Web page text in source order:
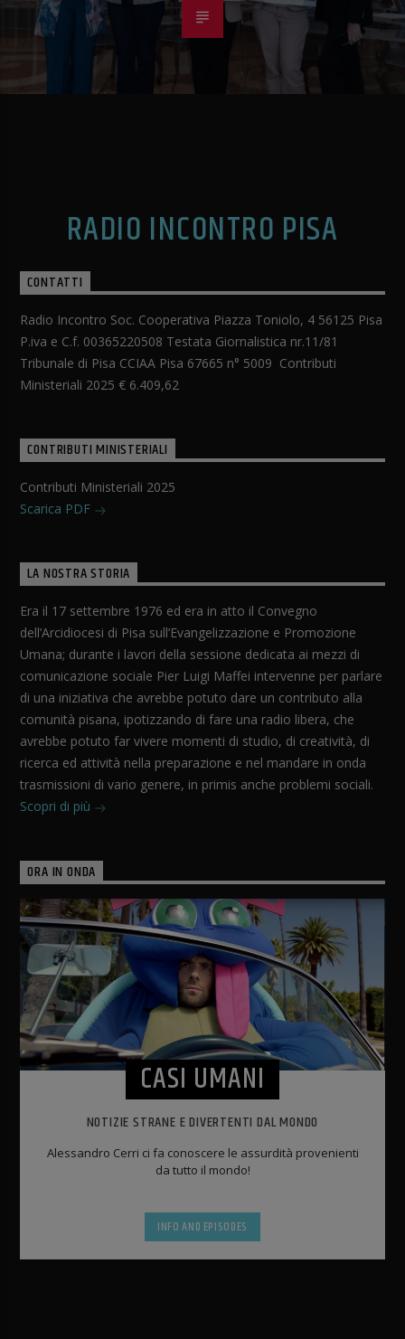
RADIO INCONTRO PISA
CONTATTI
Radio Incontro Soc. Cooperativa Piazza Toniolo, 4 56125 Pisa
P.iva e C.f. 00365220508 Testata Giornalistica nr.11/81
Tribunale di Pisa CCIAA Pisa 67665 n° 5009 Contributi
Ministeriali 2025 € 6.409,62
CONTRIBUTI MINISTERIALI
Contributi Ministeriali 2025
Scarica PDF
LA NOSTRA STORIA
Era il 17 settembre 1976 ed era in atto il Convegno
dell’Arcidiocesi di Pisa sull’Evangelizzazione e Promozione
Umana; durante i lavori della sessione dedicata ai mezzi di
comunicazione sociale Pier Luigi Maffei intervenne per parlare
di una iniziativa che avrebbe potuto dare un contributo alla
comunità pisana, ipotizzando di fare una radio libera, che
avrebbe potuto far vivere momenti di studio, di creatività, di
ricerca ed attività nella preparazione e nel mandare in onda
trasmissioni di vario genere, in primis anche problemi sociali.
Scopri di più
ORA IN ONDA
CASI UMANI
NOTIZIE STRANE E DIVERTENTI DAL MONDO
Alessandro Cerri ci fa conoscere le assurdità provenienti
da tutto il mondo!
INFO AND EPISODES